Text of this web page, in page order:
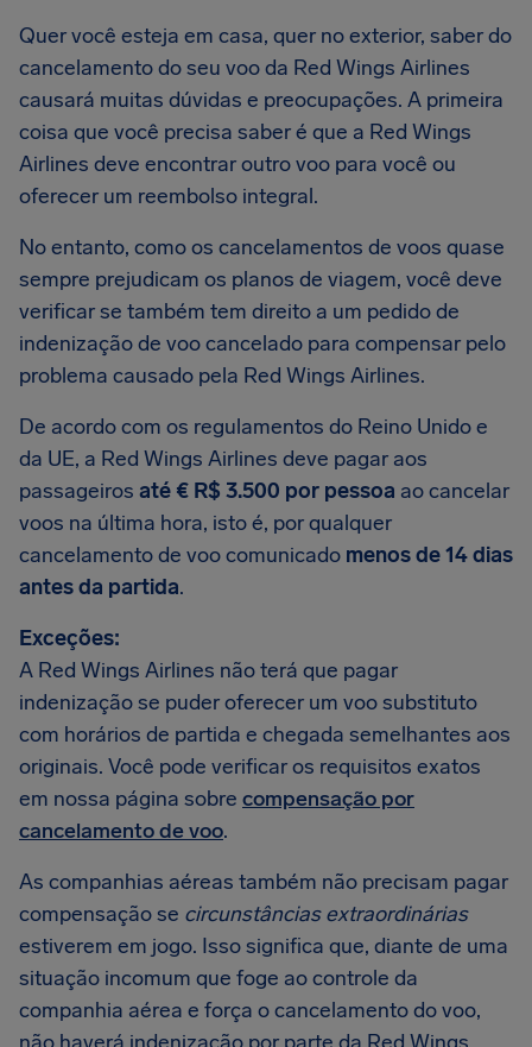
Quer você esteja em casa, quer no exterior, saber do
cancelamento do seu voo da Red Wings Airlines
causará muitas dúvidas e preocupações. A primeira
coisa que você precisa saber é que a Red Wings
Airlines deve encontrar outro voo para você ou
oferecer um reembolso integral.
No entanto, como os cancelamentos de voos quase
sempre prejudicam os planos de viagem, você deve
verificar se também tem direito a um pedido de
indenização de voo cancelado para compensar pelo
problema causado pela Red Wings Airlines.
De acordo com os regulamentos do Reino Unido e
da UE, a Red Wings Airlines deve pagar aos
passageiros até € R$ 3.500 por pessoa ao cancelar
voos na última hora, isto é, por qualquer
cancelamento de voo comunicado menos de 14 dias
antes da partida.
Exceções:
A Red Wings Airlines não terá que pagar
indenização se puder oferecer um voo substituto
com horários de partida e chegada semelhantes aos
originais. Você pode verificar os requisitos exatos
em nossa página sobre compensação por
cancelamento de voo.
As companhias aéreas também não precisam pagar
compensação se circunstâncias extraordinárias
estiverem em jogo. Isso significa que, diante de uma
situação incomum que foge ao controle da
companhia aérea e força o cancelamento do voo,